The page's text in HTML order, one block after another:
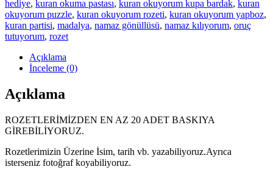
hediye, kuran okuma pastası, kuran okuyorum kupa bardak, kuran
okuyorum puzzle, kuran okuyorum rozeti, kuran okuyorum yapboz,
kuran partisi, madalya, namaz gönüllüsü, namaz kılıyorum, oruç
tutuyorum, rozet
Açıklama
İnceleme (0)
Açıklama
ROZETLERİMİZDEN EN AZ 20 ADET BASKIYA
GİREBİLİYORUZ.
Rozetlerimizin Üzerine İsim, tarih vb. yazabiliyoruz.Ayrıca
isterseniz fotoğraf koyabiliyoruz.